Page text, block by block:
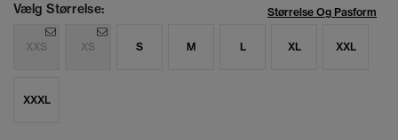
Vælg Størrelse: Størrelse Og Pasform
XXS XS S M L XL XXL
XXXL